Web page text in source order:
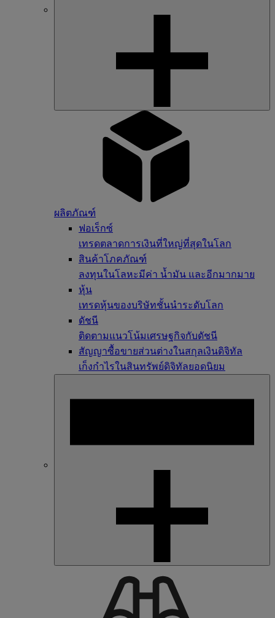
ผลิตภัณฑ์
ฟอเร็กซ์
เทรดตลาดการเงินที่ใหญ่ที่สุดในโลก
สินค้าโภคภัณฑ์
ลงทุนในโลหะมีค่า น้ำมัน และอีกมากมาย
หุ้น
เทรดหุ้นของบริษัทชั้นนำระดับโลก
ดัชนี
ติดตามแนวโน้มเศรษฐกิจกับดัชนี
สัญญาซื้อขายส่วนต่างในสกุลเงินดิจิทัล
เก็งกำไรในสินทรัพย์ดิจิทัลยอดนิยม